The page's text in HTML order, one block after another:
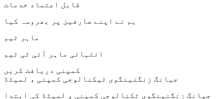
قابل اعتماد خدمات
ہم نے اپنے صارفین پر بھروسہ کیا
ماہر ٹیم
انتہائی ماہر آئی ٹی ٹیم
کمپنی دریافت کریں
جیانگ زنگنینگوی ٹیکنالوجی کمپنی ، لمیٹڈ
جیانگ زنگنینگوی ٹکنالوجی کمپنی ، لمیٹڈ کی ابتدا